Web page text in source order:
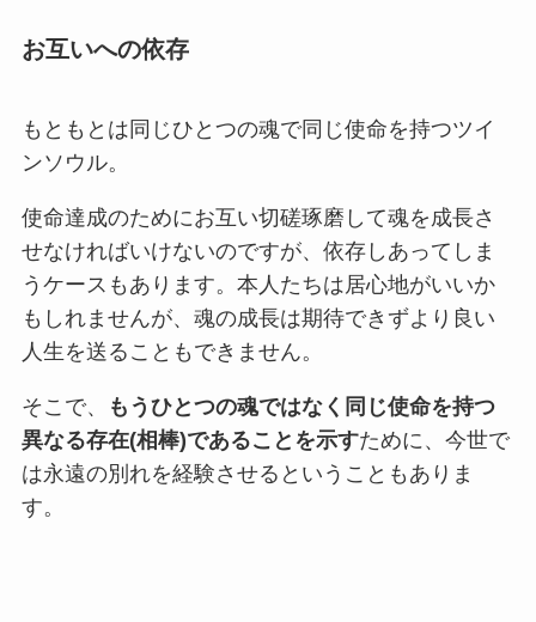
お互いへの依存
もともとは同じひとつの魂で同じ使命を持つツイ
ンソウル。
使命達成のためにお互い切磋琢磨して魂を成長さ
せなければいけないのですが、依存しあってしま
うケースもあります。本人たちは居心地がいいか
もしれませんが、魂の成長は期待できずより良い
人生を送ることもできません。
そこで、
もうひとつの魂ではなく同じ使命を持つ
異なる存在(相棒)であることを示すために、今世で
は永遠の別れを経験させるということもありま
す。